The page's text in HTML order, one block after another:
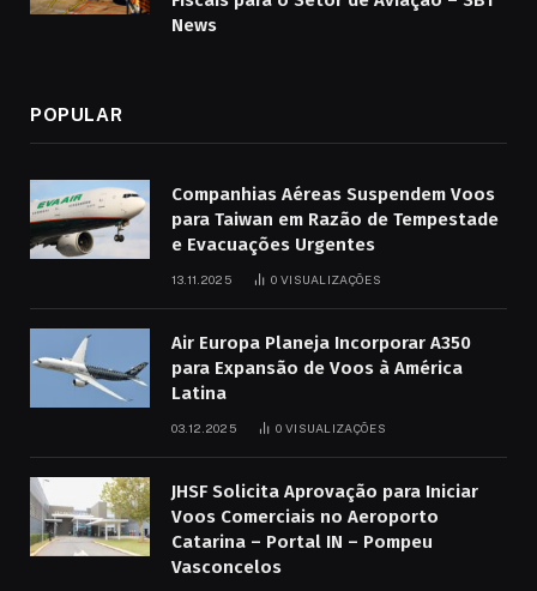
News
POPULAR
Companhias Aéreas Suspendem Voos
para Taiwan em Razão de Tempestade
e Evacuações Urgentes
13.11.2025 0 VISUALIZAÇÕES
Air Europa Planeja Incorporar A350
para Expansão de Voos à América
Latina
03.12.2025 0 VISUALIZAÇÕES
JHSF Solicita Aprovação para Iniciar
Voos Comerciais no Aeroporto
Catarina – Portal IN – Pompeu
Vasconcelos